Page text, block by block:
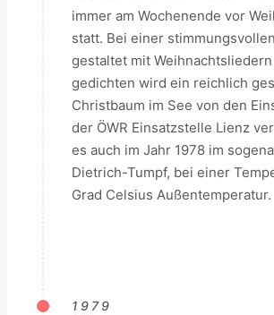
immer am Wochenende vor
statt. Bei einer
gestaltet mit
gedichten wird ein reichlich
Christbaum im See von den
der ÖWR Einsatzstelle Lienz
es auch im Jahr 1978 im
Dietrich-Tumpf, bei einer
Grad Celsius Außentemperatur.
1979